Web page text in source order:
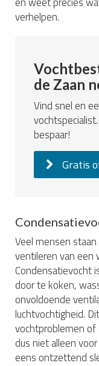
verhelpen.
de Zaan
Vind snel en
bespaar!
Gratis
Veel mensen
ventileren van een
Condensatievocht
door te koken,
onvoldoende
luchtvochtigheid.
vochtproblemen of
dus niet alleen
eens ontzettend